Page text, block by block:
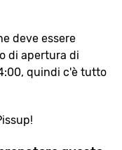
deve essere
di apertura di
quindi c'è tutto